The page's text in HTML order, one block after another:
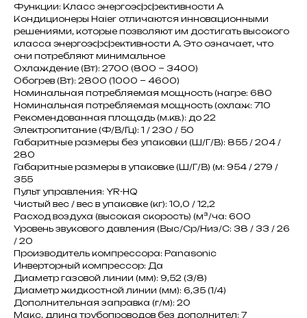
Функции: Класс энергоэффективности A
Кондиционеры Haier отличаются инновационными
решениями, которые позволяют им достигать высокого
класса энергоэффективности A. Это означает, что
они потребляют минимальное
Охлаждение (Вт): 2700 (800 ~ 3400)
Обогрев (Вт): 2800 (1000 ~ 4600)
Номинальная потребляемая мощность (нагре: 680
Номинальная потребляемая мощность (охлаж: 710
Рекомендованная площадь (м.кв.): до 22
Электропитание (Ф/В/Гц): 1 / 230 / 50
Габаритные размеры без упаковки (Ш/Г/В): 855 / 204 /
280
Габаритные размеры в упаковке (Ш/Г/В) (м: 954 / 279 /
355
Пульт управления: YR-HQ
Чистый вес / вес в упаковке (кг): 10,0 / 12,2
Расход воздуха (высокая скорость) (м³/ча: 600
Уровень звукового давления (Выс/Ср/Низ/С: 38 / 33 / 26
/ 20
Производитель компрессора: Panasonic
Инверторный компрессор: Да
Диаметр газовой линии (мм): 9,52 (3/8)
Диаметр жидкостной линии (мм): 6,35 (1/4)
Дополнительная заправка (г/м): 20
Макс. длина трубопроводов без дополнител: 7